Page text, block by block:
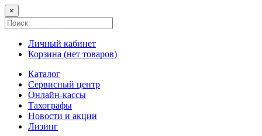
×
Личный кабинет
Корзина (нет товаров)
Каталог
Сервисный центр
Онлайн-кассы
Тахографы
Новости и акции
Лизинг